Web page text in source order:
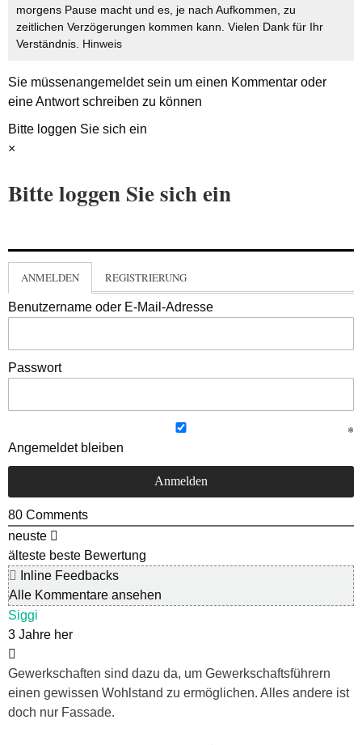
morgens Pause macht und es, je nach Aufkommen, zu
zeitlichen Verzögerungen kommen kann. Vielen Dank für Ihr
Verständnis. Hinweis
Sie müssenangemeldetsein um einen Kommentar oder
eine Antwort schreiben zu können
Bitte loggen Sie sich ein
×
Bitte loggen Sie sich ein
ANMELDEN REGISTRIERUNG
Benutzername oder E-Mail-Adresse
Passwort
Angemeldet bleiben
80 Comments
neuste
älteste beste Bewertung
Inline Feedbacks
Alle Kommentare ansehen
Siggi
3 Jahre her
Gewerkschaften sind dazu da, um Gewerkschaftsführern
einen gewissen Wohlstand zu ermöglichen. Alles andere ist
doch nur Fassade.